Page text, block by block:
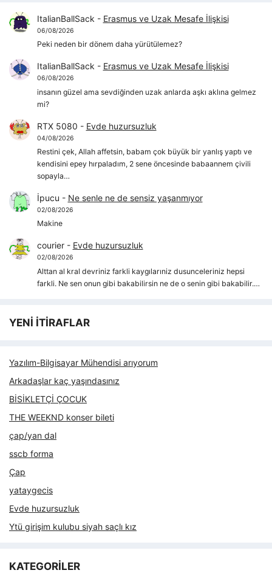
ItalianBallSack - Erasmus ve Uzak Mesafe İlişkisi
06/08/2026
Peki neden bir dönem daha yürütülemez?
ItalianBallSack - Erasmus ve Uzak Mesafe İlişkisi
06/08/2026
insanın güzel ama sevdiğinden uzak anlarda aşkı aklına gelmez
mi?
RTX 5080 - Evde huzursuzluk
04/08/2026
Restini çek, Allah affetsin, babam çok büyük bir yanlış yaptı ve
kendisini epey hırpaladım, 2 sene öncesinde babaannem çivili
sopayla…
İpucu - Ne senle ne de sensiz yaşanmıyor
02/08/2026
Makine
courier- Evde huzursuzluk
02/08/2026
Alttan al kral devriniz farkli kaygılarıniz dusunceleriniz hepsi
farkli. Ne sen onun gibi bakabilirsin ne de o senin gibi bakabilir.…
YENİ İTİRAFLAR
Yazılım-Bilgisayar Mühendisi arıyorum
Arkadaşlar kaç yaşındasınız
BİSİKLETÇİ ÇOCUK
THE WEEKND konser bileti
çap/yan dal
sscb forma
Çap
yataygecis
Evde huzursuzluk
Ytü girişim kulubu siyah saçlı kız
KATEGORİLER